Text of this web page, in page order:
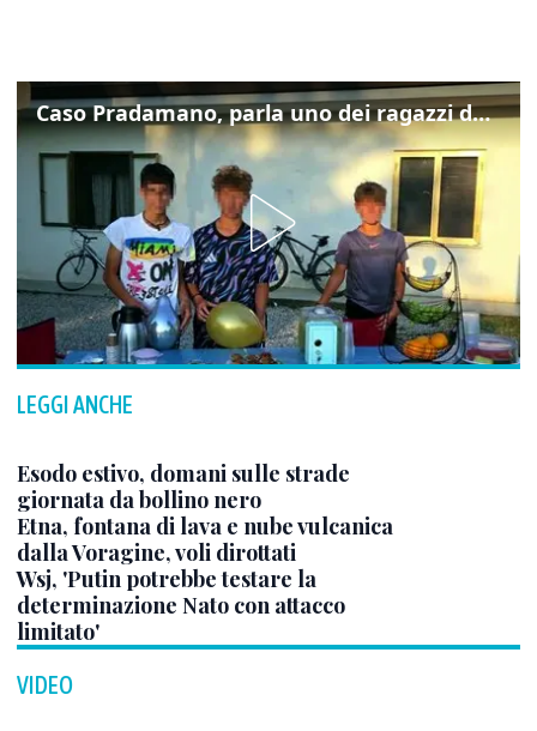
Caso Pradamano, parla uno dei ragazzi denunciati per la limonata: "Volevo anche aiutare i miei"
LEGGI ANCHE
Esodo estivo, domani sulle strade
giornata da bollino nero
Etna, fontana di lava e nube vulcanica
dalla Voragine, voli dirottati
Wsj, 'Putin potrebbe testare la
determinazione Nato con attacco
limitato'
VIDEO